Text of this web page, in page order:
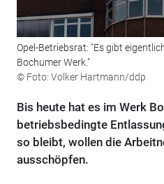
Opel-Betriebsrat: "Es gibt
Bochumer Werk."
© Foto: Volker Hartmann/ddp
Bis heute hat es im Werk
betriebsbedingte
so bleibt, wollen die
ausschöpfen.